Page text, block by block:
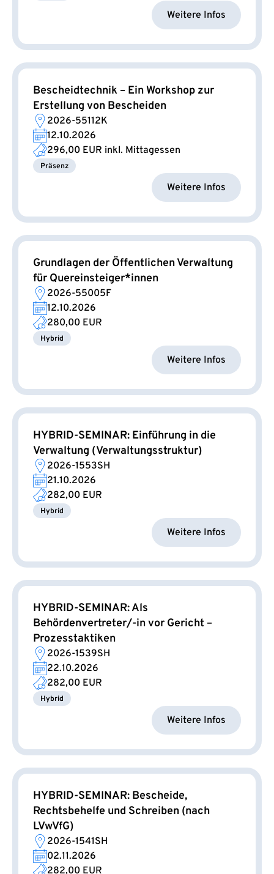
Weitere Infos
Bescheidtechnik – Ein Workshop zur
Erstellung von Bescheiden
2026-55112K
12.10.2026
296,00 EUR inkl. Mittagessen
Präsenz
Weitere Infos
Grundlagen der Öffentlichen Verwaltung
für Quereinsteiger*innen
2026-55005F
12.10.2026
280,00 EUR
Hybrid
Weitere Infos
HYBRID-SEMINAR: Einführung in die
Verwaltung (Verwaltungsstruktur)
2026-1553SH
21.10.2026
282,00 EUR
Hybrid
Weitere Infos
HYBRID-SEMINAR: Als
Behördenvertreter/-in vor Gericht –
Prozesstaktiken
2026-1539SH
22.10.2026
282,00 EUR
Hybrid
Weitere Infos
HYBRID-SEMINAR: Bescheide,
Rechtsbehelfe und Schreiben (nach
LVwVfG)
2026-1541SH
02.11.2026
282,00 EUR